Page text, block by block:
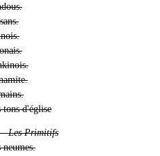
tons d'église
Les Primitifs
neumes.